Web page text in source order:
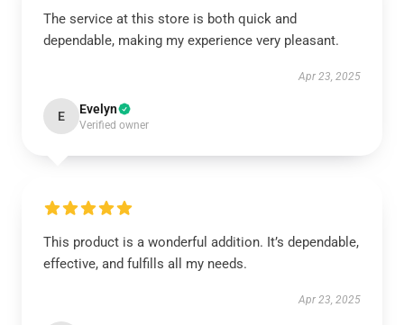
The service at this store is both quick and
dependable, making my experience very pleasant.
Apr 23, 2025
E Evelyn
Verified owner
This product is a wonderful addition. It’s dependable,
effective, and fulfills all my needs.
Apr 23, 2025